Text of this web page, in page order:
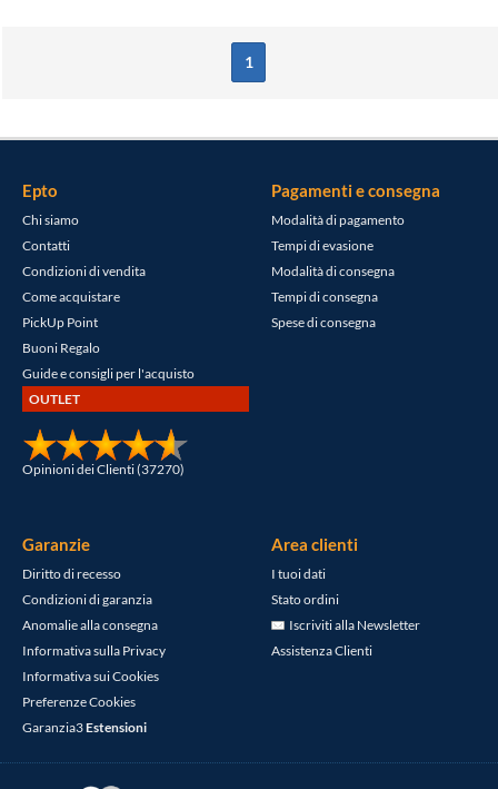
1
Epto
Chi siamo
Contatti
Condizioni di vendita
Come acquistare
PickUp Point
Buoni Regalo
Guide e consigli per l'acquisto
OUTLET
Opinioni dei Clienti (37270)
Pagamenti e consegna
Modalità di pagamento
Tempi di evasione
Modalità di consegna
Tempi di consegna
Spese di consegna
Garanzie
Diritto di recesso
Condizioni di garanzia
Anomalie alla consegna
Informativa sulla Privacy
Informativa sui Cookies
Preferenze Cookies
Garanzia3Estensioni
Area clienti
I tuoi dati
Stato ordini
Iscriviti alla Newsletter
Assistenza Clienti